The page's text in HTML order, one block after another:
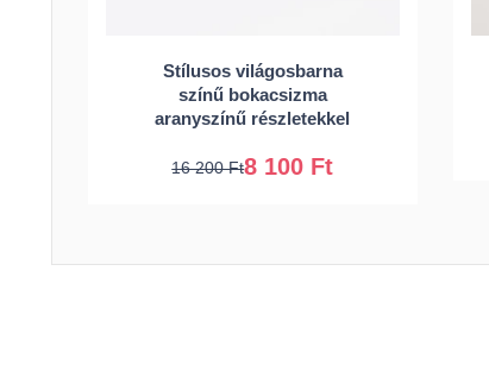
Stílusos világosbarna
színű bokacsizma
aranyszínű részletekkel
8 100 Ft
16 200 Ft
40 41